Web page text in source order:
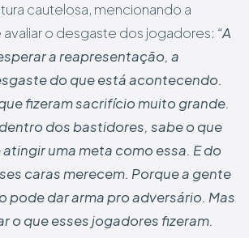
cautelosa, mencionando a
o desgaste dos jogadores: “A
a reapresentação, a
do que está acontecendo.
fizeram sacrifício muito grande.
dos bastidores, sabe o que
uma meta como essa. E do
caras merecem. Porque a gente
pode dar arma pro adversário. Mas
o que esses jogadores fizeram.